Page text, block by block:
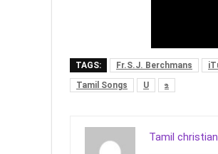
TAGS: Fr.S.J. Berchmans
Tamil Songs
U உ
Tamil